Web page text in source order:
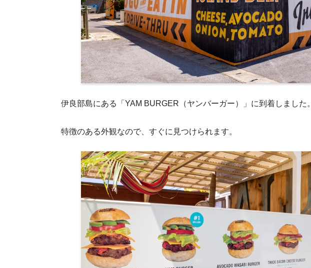
伊良部島にある「YAM BURGER（ヤンバーガー）」に到着しました。
特徴のある外観なので、すぐに見つけられます。